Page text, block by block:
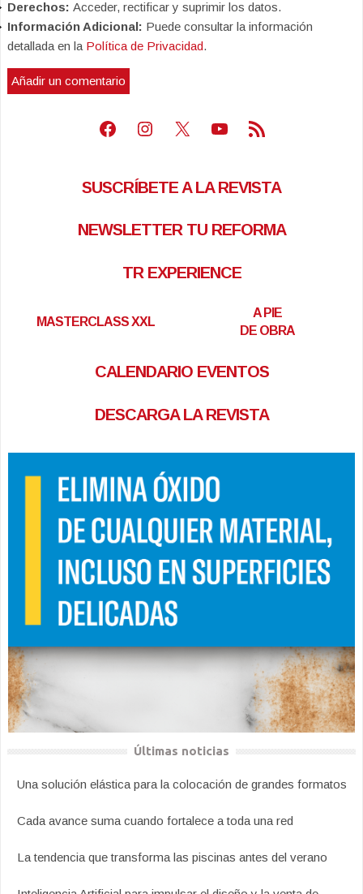
Derechos: Acceder, rectificar y suprimir los datos.
Información Adicional: Puede consultar la información
detallada en la Política de Privacidad.
Facebook
Instagram
X Youtube
Feed RSS
SUSCRÍBETE A LA REVISTA
NEWSLETTER TU REFORMA
TR EXPERIENCE
MASTERCLASS XXL
A PIE
DE OBRA
CALENDARIO EVENTOS
DESCARGA LA REVISTA
Últimas noticias
Una solución elástica para la colocación de grandes formatos
Cada avance suma cuando fortalece a toda una red
La tendencia que transforma las piscinas antes del verano